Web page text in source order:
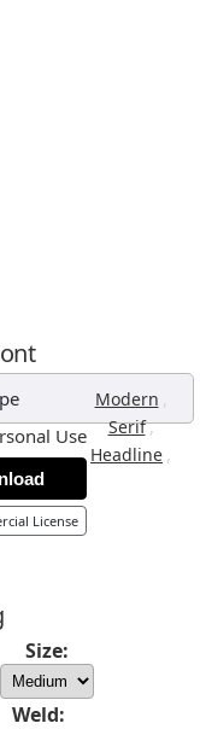
Modern ,
Serif,
Headline ,
Use
License
Size:
Weld: